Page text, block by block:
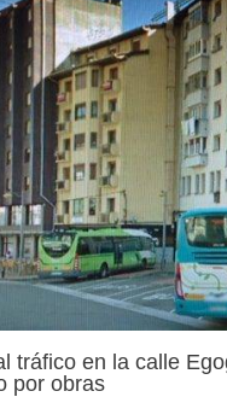
tráfico en la calle
por obras